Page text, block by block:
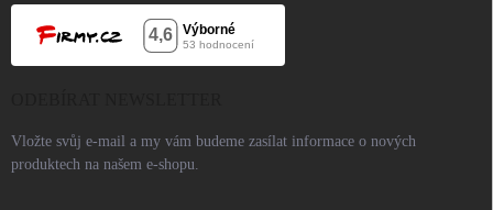
Vložte svůj e-mail a my vám budeme zasílat informace o nových
produktech na našem e-shopu.